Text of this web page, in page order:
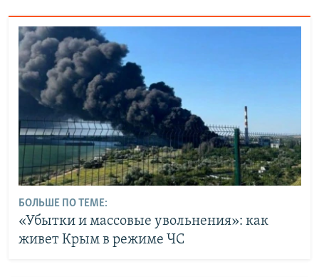
БОЛЬШЕ ПО ТЕМЕ:
«Убытки и массовые увольнения»: как
живет Крым в режиме ЧС